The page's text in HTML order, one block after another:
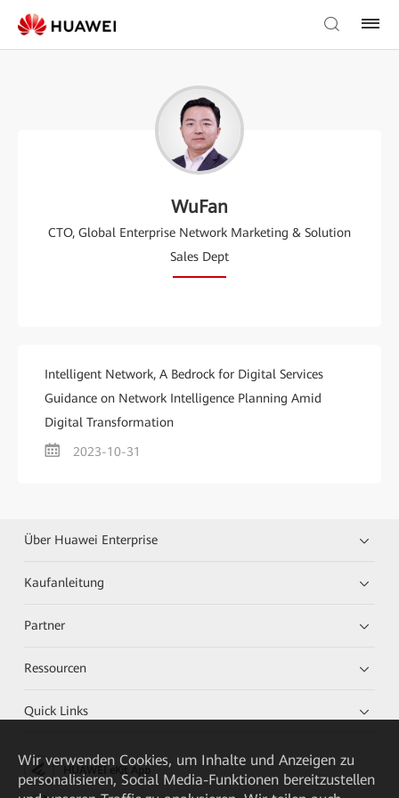
WuFan
CTO, Global Enterprise Network Marketing & Solution
Sales Dept
Intelligent Network, A Bedrock for Digital Services
Guidance on Network Intelligence Planning Amid
Digital Transformation
2023-10-31
Über Huawei Enterprise
Kaufanleitung
Partner
Ressourcen
Quick Links
HUAWEI eKit App
Wir verwenden Cookies, um Inhalte und Anzeigen zu
personalisieren, Social Media-Funktionen bereitzustellen